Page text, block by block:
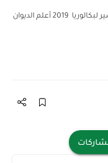
تأكيد تسجيل البكالوريا أحرار 2019 تبعا للتحضير لبكالوريا 2019 أعلم الديوان